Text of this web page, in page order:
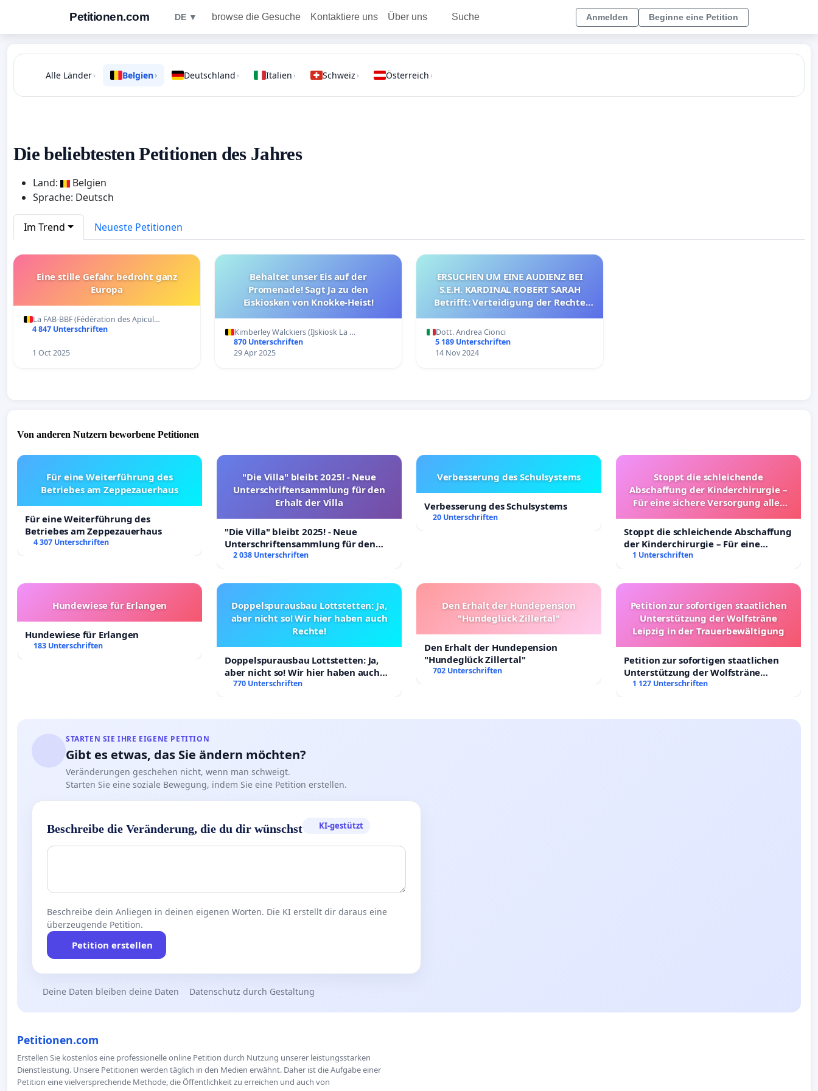
Petitionen.com DE ▼ browse die Gesuche Kontaktiere uns Über uns Suche Anmelden Beginne eine Petition
Alle Länder› Belgien› Deutschland › Italien › Schweiz › Österreich ›
Die beliebtesten Petitionen des Jahres
Land:
Belgien
Sprache: Deutsch
Im Trend Neueste Petitionen
Eine stille Gefahr bedroht ganz
Europa
La FAB-BBF (Fédération des Apicul…
4 847 Unterschriften
1 Oct 2025
Behaltet unser Eis auf der
Promenade! Sagt Ja zu den
Eiskiosken von Knokke-Heist!
Kimberley Walckiers (IJskiosk La …
870 Unterschriften
29 Apr 2025
ERSUCHEN UM EINE AUDIENZ BEI
S.E.H. KARDINAL ROBERT SARAH
Betrifft: Verteidigung der Rechte
Dott. Andrea Cionci
5 189 Unterschriften
14 Nov 2024
Von anderen Nutzern beworbene Petitionen
Für eine Weiterführung des
Betriebes am Zeppezauerhaus
Für eine Weiterführung des
Betriebes am Zeppezauerhaus
4 307 Unterschriften
"Die Villa" bleibt 2025! - Neue
Unterschriftensammlung für den
Erhalt der Villa
"Die Villa" bleibt 2025! - Neue
Unterschriftensammlung für den
Erhalt der Villa
2 038 Unterschriften
Verbesserung des Schulsystems
Verbesserung des Schulsystems
20 Unterschriften
Stoppt die schleichende
Abschaffung der Kinderchirurgie –
Für eine sichere Versorgung aller
Stoppt die schleichende Abschaffung
der Kinderchirurgie – Für eine
sichere Versorgung aller Kinder in
1 Unterschriften
Hundewiese für Erlangen
Hundewiese für Erlangen
183 Unterschriften
Doppelspurausbau Lottstetten: Ja,
aber nicht so! Wir hier haben auch
Rechte!
Doppelspurausbau Lottstetten: Ja,
aber nicht so! Wir hier haben auch
Rechte!
770 Unterschriften
Den Erhalt der Hundepension
"Hundeglück Zillertal"
Den Erhalt der Hundepension
"Hundeglück Zillertal"
702 Unterschriften
Petition zur sofortigen staatlichen
Unterstützung der Wolfsträne
Leipzig in der Trauerbewältigung
Petition zur sofortigen staatlichen
Unterstützung der Wolfsträne
Leipzig in der Trauerbewältigung
1 127 Unterschriften
STARTEN SIE IHRE EIGENE PETITION
Gibt es etwas, das Sie ändern möchten?
Veränderungen geschehen nicht, wenn man schweigt.
Starten Sie eine soziale Bewegung, indem Sie eine Petition erstellen.
Beschreibe die Veränderung, die du dir wünschst KI-gestützt
Beschreibe dein Anliegen in deinen eigenen Worten. Die KI erstellt dir daraus eine
überzeugende Petition.
Petition erstellen
Deine Daten bleiben deine Daten Datenschutz durch Gestaltung
Petitionen.com
Erstellen Sie kostenlos eine professionelle online Petition durch Nutzung unserer leistungsstarken
Dienstleistung. Unsere Petitionen werden täglich in den Medien erwähnt. Daher ist die Aufgabe einer
Petition eine vielversprechende Methode, die Öffentlichkeit zu erreichen und auch von